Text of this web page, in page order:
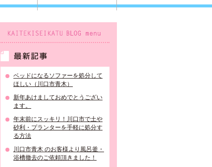
ベッドになるソファーを処分して
ほしい（川口市青木）
新年あけましておめでとうござい
ます。
年末前にスッキリ！川口市で土や
砂利・プランターを手軽に処分す
る方法
川口市青木 のお客様より風呂釜・
浴槽撤去のご依頼頂きました！